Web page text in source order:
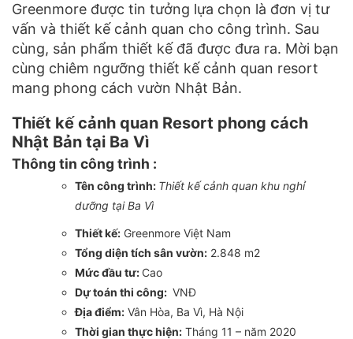
Greenmore được tin tưởng lựa chọn là đơn vị tư
vấn và thiết kế cảnh quan cho công trình. Sau
cùng, sản phẩm thiết kế đã được đưa ra. Mời bạn
cùng chiêm ngưỡng thiết kế cảnh quan resort
mang phong cách vườn Nhật Bản.
Thiết kế cảnh quan Resort phong cách
Nhật Bản tại Ba Vì
Thông tin công trình :
Tên công trình: Thiết kế cảnh quan khu nghỉ
dưỡng tại Ba Vì
Thiết kế: Greenmore Việt Nam
Tổng diện tích sân vườn: 2.848 m2
Mức đầu tư: Cao
Dự toán thi công: VNĐ
Địa điểm: Vân Hòa, Ba Vì, Hà Nội
Thời gian thực hiện: Tháng 11 – năm 2020